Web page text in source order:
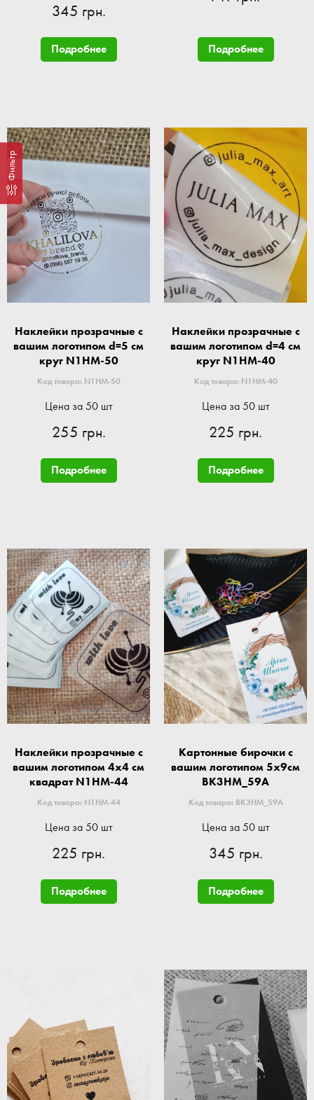
Фильтр
345 грн.
Подробнее Подробнее
Наклейки прозрачные с
вашим логотипом d=5 см
круг N1HM-50
Код товара: N1HM-50
Цена за 50 шт
255 грн.
Подробнее
Наклейки прозрачные с
вашим логотипом d=4 см
круг N1HM-40
Код товара: N1HM-40
Цена за 50 шт
225 грн.
Подробнее
Наклейки прозрачные с
вашим логотипом 4x4 см
квадрат N1HM-44
Код товара: N1HM-44
Цена за 50 шт
225 грн.
Подробнее
Картонные бирочки с
вашим логотипом 5x9см
BK3HM_59A
Код товара: BK3HM_59A
Цена за 50 шт
345 грн.
Подробнее